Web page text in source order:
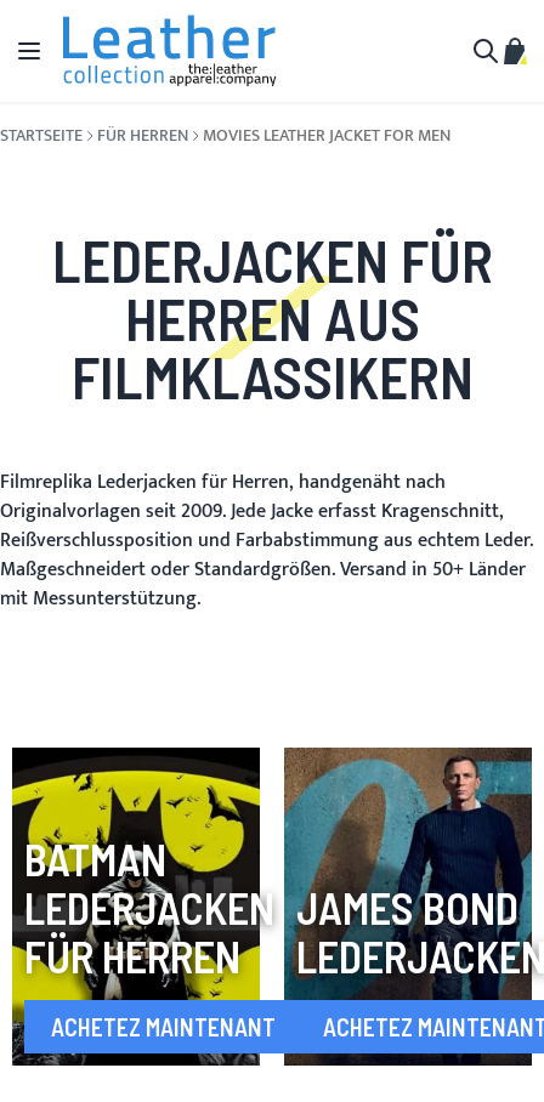
Zum Inhalt springen
Navigation umschalten
STARTSEITE FÜR HERREN MOVIES LEATHER JACKET FOR MEN
LEDERJACKEN FÜR
HERREN AUS
FILMKLASSIKERN
Filmreplika Lederjacken für Herren, handgenäht nach
Originalvorlagen seit 2009. Jede Jacke erfasst Kragenschnitt,
Reißverschlussposition und Farbabstimmung aus echtem Leder.
Maßgeschneidert oder Standardgrößen. Versand in 50+ Länder
mit Messunterstützung.
BATMAN
LEDERJACKEN
FÜR HERREN
ACHETEZ MAINTENANT
JAMES BOND
ACHETEZ